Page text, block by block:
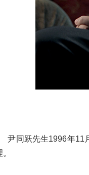
同跃先生1996年11